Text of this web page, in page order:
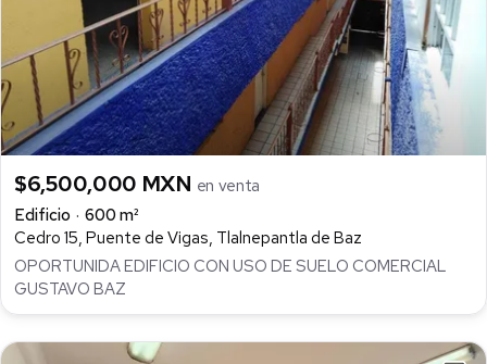
$6,500,000 MXN en venta
Edificio
600 m²
Cedro 15, Puente de Vigas, Tlalnepantla de Baz
OPORTUNIDA EDIFICIO CON USO DE SUELO COMERCIAL
GUSTAVO BAZ